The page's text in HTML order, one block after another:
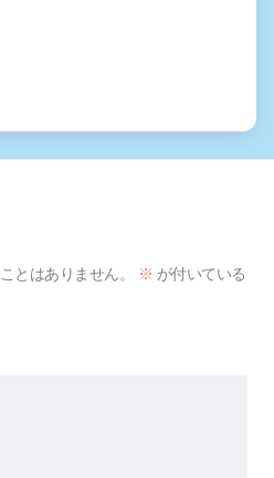
とはありません。 ※ が付いている